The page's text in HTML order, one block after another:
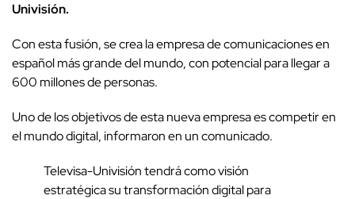
Univisión.
Con esta fusión, se crea la empresa de comunicaciones en
español más grande del mundo, con potencial para llegar a
600 millones de personas.
Uno de los objetivos de esta nueva empresa es competir en
el mundo digital, informaron en un comunicado.
Televisa-Univisión tendrá como visión
estratégica su transformación digital para